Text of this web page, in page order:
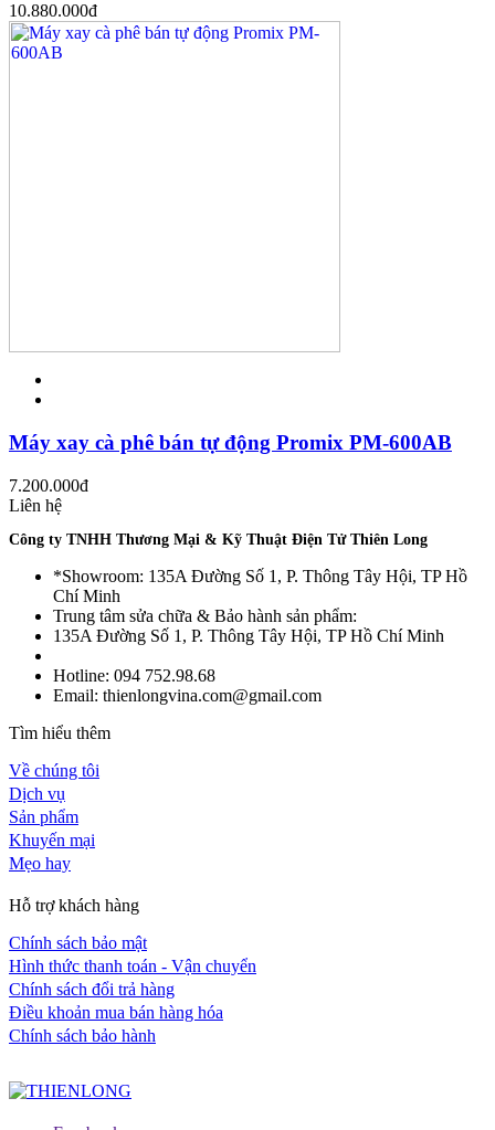
10.880.000đ
Máy xay cà phê bán tự động Promix PM-600AB
7.200.000đ
Liên hệ
Công ty TNHH Thương Mại & Kỹ Thuật Điện Tử Thiên Long
*Showroom: 135A Đường Số 1, P. Thông Tây Hội, TP Hồ
Chí Minh
Trung tâm sửa chữa & Bảo hành sản phẩm:
135A Đường Số 1, P. Thông Tây Hội, TP Hồ Chí Minh
Hotline: 094 752.98.68
Email: thienlongvina.com@gmail.com
Tìm hiểu thêm
Về chúng tôi
Dịch vụ
Sản phẩm
Khuyến mại
Mẹo hay
Hỗ trợ khách hàng
Chính sách bảo mật
Hình thức thanh toán - Vận chuyển
Chính sách đổi trả hàng
Điều khoản mua bán hàng hóa
Chính sách bảo hành